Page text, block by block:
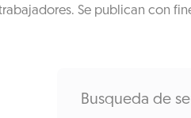
Se publican con
Busqueda de